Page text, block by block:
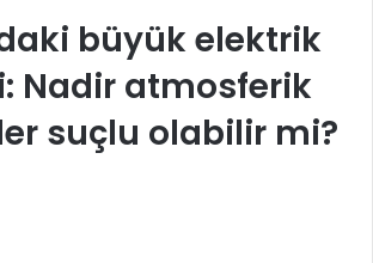
büyük elektrik
Nadir atmosferik
suçlu olabilir mi?